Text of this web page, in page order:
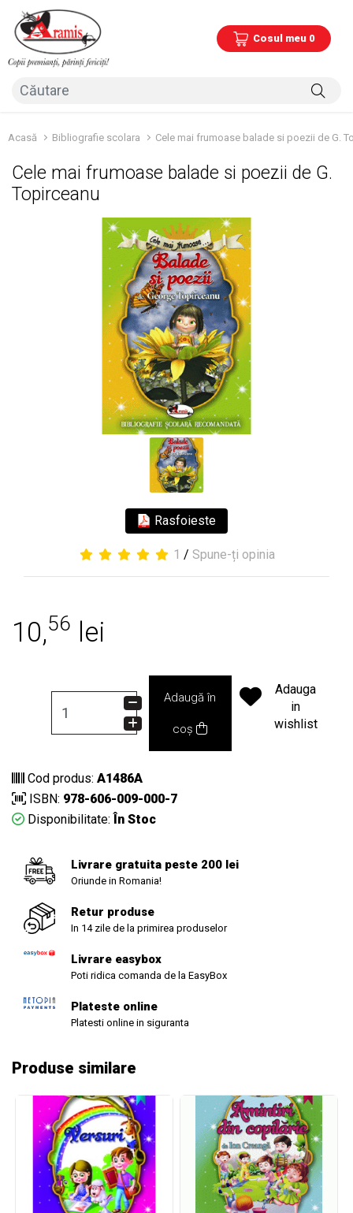
Cosul meu 0
Acasă Bibliografie scolara Cele mai frumoase balade si poezii de G.
Cele mai frumoase balade si poezii de G.
Topirceanu
Rasfoieste
1 / Spune-ți opinia
10,56 lei
Adaugă în
coș
Adauga
in
wishlist
Cod produs: A1486A
ISBN: 978-606-009-000-7
Disponibilitate: În Stoc
Livrare gratuita peste 200 lei
Oriunde in Romania!
Retur produse
In 14 zile de la primirea produselor
Livrare easybox
Poti ridica comanda de la EasyBox
Plateste online
Platesti online in siguranta
Produse similare